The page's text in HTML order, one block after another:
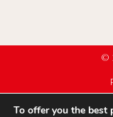
©
To offer you the best